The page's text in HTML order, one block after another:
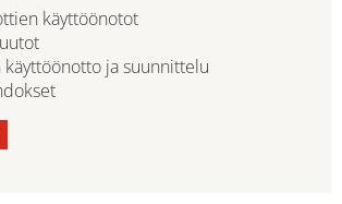
käyttöönotot
käyttöönotto ja suunnittelu